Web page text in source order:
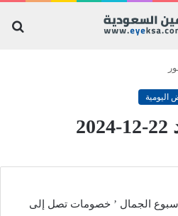
اليومية
الجمال ’ خصومات تصل إلى